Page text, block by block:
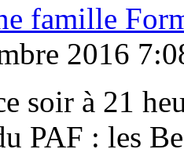
famille
2016
soir à 21
PAF : les